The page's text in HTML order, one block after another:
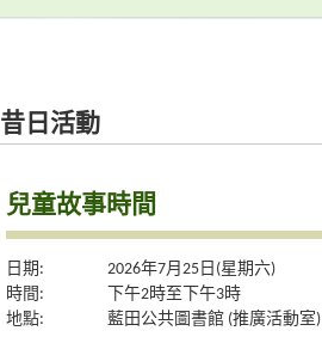
昔日活動
兒童故事時間
日期:
2026年7月25日(星期六)
時間:
下午2時至下午3時
地點:
藍田公共圖書館 (推廣活動室)